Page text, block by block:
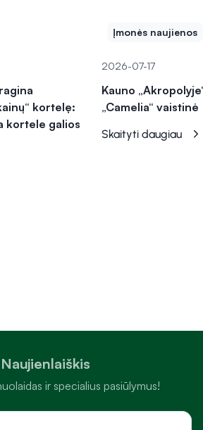
kortelę:
kortele galios
Įmonės naujienos
2026-07-17
Kauno
„Camelia“ vaistinė
Skaityti daugiau
Naujienlaiškis
ir specialius pasiūlymus!